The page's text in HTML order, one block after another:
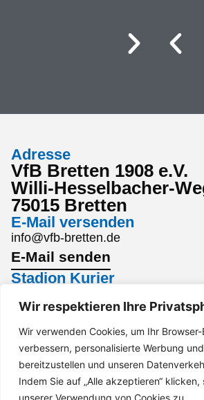
Wir respektieren Ihre
Wir verwenden Cookies, um Ihr Browser-
verbessern, personalisierte Werbung
bereitzustellen und unseren
Indem Sie auf „Alle akzeptieren“ klicken,
unserer Verwendung von Cookies zu.
Adresse
VfB Bretten 1908 e.V.
Willi-Hesselbacher-
75015 Bretten
E-Mail versenden
info@vfb-bretten.de
E-Mail senden
Stadion Kurier
Stadion Kurier
Interesse an einem
Gerne per Mail an marketing@vfb-
Anfrage senden
ImpressumDatenschutz